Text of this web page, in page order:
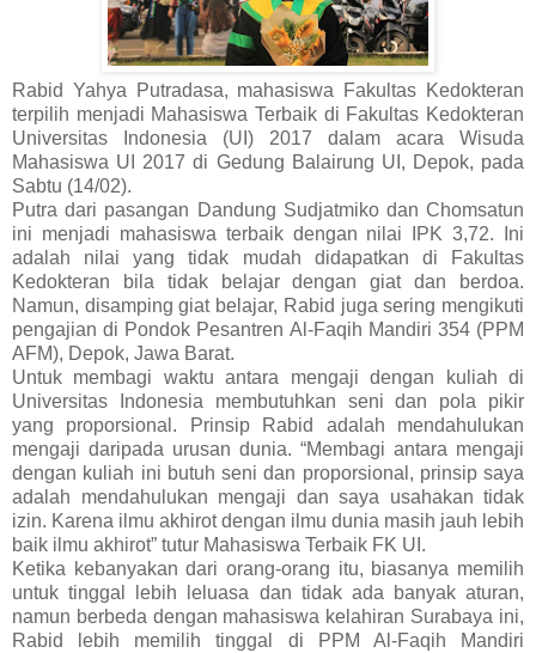
Rabid Yahya Putradasa, mahasiswa Fakultas Kedokteran
terpilih menjadi Mahasiswa Terbaik di Fakultas Kedokteran
Universitas Indonesia (UI) 2017 dalam acara Wisuda
Mahasiswa UI 2017 di Gedung Balairung UI, Depok, pada
Sabtu (14/02).
Putra dari pasangan Dandung Sudjatmiko dan Chomsatun
ini menjadi mahasiswa terbaik dengan nilai IPK 3,72. Ini
adalah nilai yang tidak mudah didapatkan di Fakultas
Kedokteran bila tidak belajar dengan giat dan berdoa.
Namun, disamping giat belajar, Rabid juga sering mengikuti
pengajian di Pondok Pesantren Al-Faqih Mandiri 354 (PPM
AFM), Depok, Jawa Barat.
Untuk membagi waktu antara mengaji dengan kuliah di
Universitas Indonesia membutuhkan seni dan pola pikir
yang proporsional. Prinsip Rabid adalah mendahulukan
mengaji daripada urusan dunia. “Membagi antara mengaji
dengan kuliah ini butuh seni dan proporsional, prinsip saya
adalah mendahulukan mengaji dan saya usahakan tidak
izin. Karena ilmu akhirot dengan ilmu dunia masih jauh lebih
baik ilmu akhirot” tutur Mahasiswa Terbaik FK UI.
Ketika kebanyakan dari orang-orang itu, biasanya memilih
untuk tinggal lebih leluasa dan tidak ada banyak aturan,
namun berbeda dengan mahasiswa kelahiran Surabaya ini,
Rabid lebih memilih tinggal di PPM Al-Faqih Mandiri